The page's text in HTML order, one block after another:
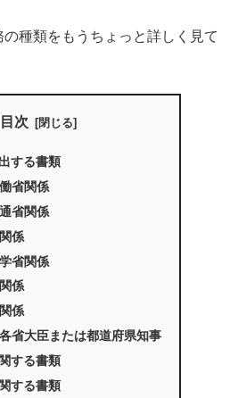
種類をもうちょっと詳しく見て
目次
する書類
省関係
省関係
係
省関係
係
係
省大臣または都道府県知事
する書類
する書類